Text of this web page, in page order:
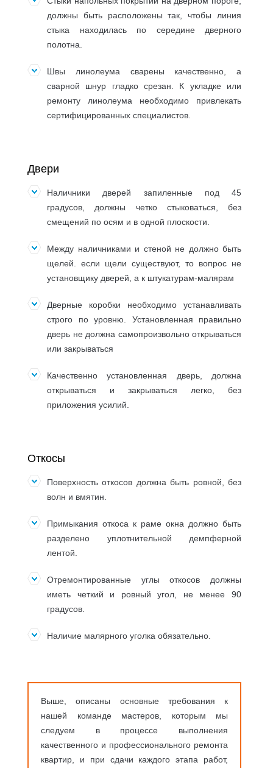
должны быть расположены так, чтобы линия
стыка находилась по середине дверного
полотна.
Швы линолеума сварены качественно, а
сварной шнур гладко срезан. К укладке или
ремонту линолеума необходимо привлекать
сертифицированных специалистов.
Двери
Наличники дверей запиленные под 45
градусов, должны четко стыковаться, без
смещений по осям и в одной плоскости.
Между наличниками и стеной не должно быть
щелей. если щели существуют, то вопрос не
установщику дверей, а к штукатурам-малярам
Дверные коробки необходимо устанавливать
строго по уровню. Установленная правильно
дверь не должна самопроизвольно открываться
или закрываться
Качественно установленная дверь, должна
открываться и закрываться легко, без
приложения усилий.
Откосы
Поверхность откосов должна быть ровной, без
волн и вмятин.
Примыкания откоса к раме окна должно быть
разделено уплотнительной демпферной
лентой.
Отремонтированные углы откосов должны
иметь четкий и ровный угол, не менее 90
градусов.
Наличие малярного уголка обязательно.
Выше, описаны основные требования к
нашей команде мастеров, которым мы
следуем в процессе выполнения
качественного и профессионального ремонта
квартир, и при сдачи каждого этапа работ,